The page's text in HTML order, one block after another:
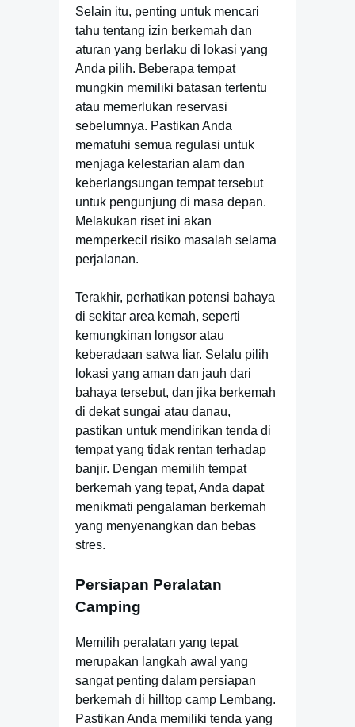
Selain itu, penting untuk mencari
tahu tentang izin berkemah dan
aturan yang berlaku di lokasi yang
Anda pilih. Beberapa tempat
mungkin memiliki batasan tertentu
atau memerlukan reservasi
sebelumnya. Pastikan Anda
mematuhi semua regulasi untuk
menjaga kelestarian alam dan
keberlangsungan tempat tersebut
untuk pengunjung di masa depan.
Melakukan riset ini akan
memperkecil risiko masalah selama
perjalanan.
Terakhir, perhatikan potensi bahaya
di sekitar area kemah, seperti
kemungkinan longsor atau
keberadaan satwa liar. Selalu pilih
lokasi yang aman dan jauh dari
bahaya tersebut, dan jika berkemah
di dekat sungai atau danau,
pastikan untuk mendirikan tenda di
tempat yang tidak rentan terhadap
banjir. Dengan memilih tempat
berkemah yang tepat, Anda dapat
menikmati pengalaman berkemah
yang menyenangkan dan bebas
stres.
Persiapan Peralatan
Camping
Memilih peralatan yang tepat
merupakan langkah awal yang
sangat penting dalam persiapan
berkemah di hilltop camp Lembang.
Pastikan Anda memiliki tenda yang